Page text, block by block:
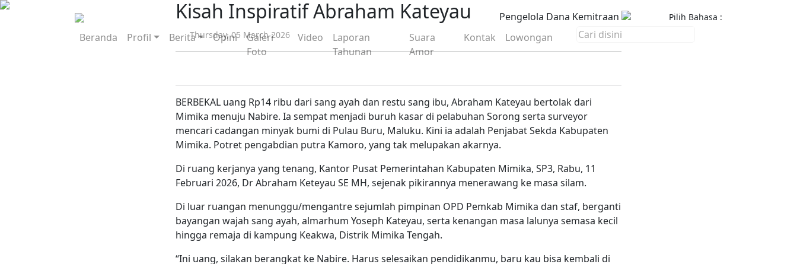
Pengelola Dana Kemitraan Pilih Bahasa :
Beranda Profil Berita Opini
Galeri
Foto
Video
Laporan
Tahunan
Suara
Amor
Kontak Lowongan
Kisah Inspiratif Abraham Kateyau
Thursday, 05 March 2026
BERBEKAL uang Rp14 ribu dari sang ayah dan restu sang ibu, Abraham Kateyau bertolak dari
Mimika menuju Nabire. Ia sempat menjadi buruh kasar di pelabuhan Sorong serta surveyor
mencari cadangan minyak bumi di Pulau Buru, Maluku. Kini ia adalah Penjabat Sekda Kabupaten
Mimika. Potret pengabdian putra Kamoro, yang tak melupakan akarnya.
Di ruang kerjanya yang tenang, Kantor Pusat Pemerintahan Kabupaten Mimika, SP3, Rabu, 11
Februari 2026, Dr Abraham Keteyau SE MH, sejenak pikirannya menerawang ke masa silam.
Di luar ruangan menunggu/mengantre sejumlah pimpinan OPD Pemkab Mimika dan staf, berganti
bayangan wajah sang ayah, almarhum Yoseph Kateyau, serta kenangan masa lalunya semasa kecil
hingga remaja di kampung Keakwa, Distrik Mimika Tengah.
“Ini uang, silakan berangkat ke Nabire. Harus selesaikan pendidikanmu, baru kau bisa kembali di